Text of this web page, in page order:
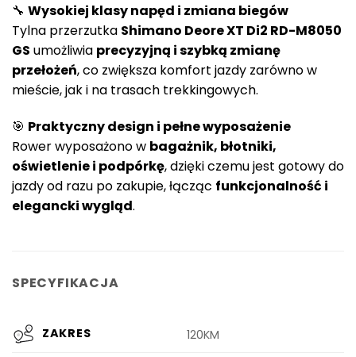
🔧 Wysokiej klasy napęd i zmiana biegów
Tylna przerzutka Shimano Deore XT Di2 RD-M8050
GS umożliwia precyzyjną i szybką zmianę
przełożeń, co zwiększa komfort jazdy zarówno w
mieście, jak i na trasach trekkingowych.
🎯 Praktyczny design i pełne wyposażenie
Rower wyposażono w bagażnik, błotniki,
oświetlenie i podpórkę, dzięki czemu jest gotowy do
jazdy od razu po zakupie, łącząc funkcjonalność i
elegancki wygląd.
SPECYFIKACJA
ZAKRES 120KM